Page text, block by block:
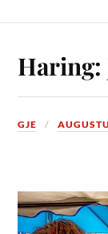
Haring:
GJE